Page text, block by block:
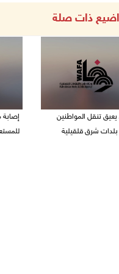
ذات صلة
يعيق تنقل المواطنين
شرق قلقيلية
إصابة